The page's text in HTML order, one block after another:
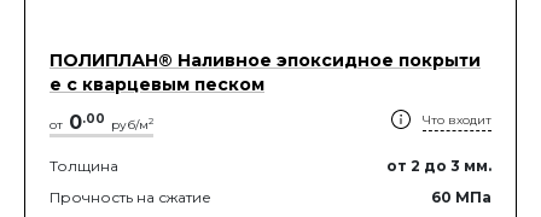
ПОЛИПЛАН® Наливное эпоксидное покрыти
е с кварцевым песком
от 0.00 руб/м2 Что входит
Толщина от 2 до 3 мм.
Прочность на сжатие
60 МПа